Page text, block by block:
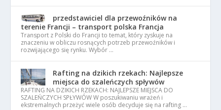
przedstawiciel dla przewoźników na
terenie Francji – transport polska Francja
Transport z Polski do Francji to temat, który zyskuje na
znaczeniu w obliczu rosnących potrzeb przewoźników i
rozwijającego się rynku. Wybór …
Rafting na dzikich rzekach: Najlepsze
miejsca do szaleńczych spływów
RAFTING NA DZIKICH RZEKACH: NAJLEPSZE MIEJSCA DO
SZALEŃCZYCH SPŁYWÓW W poszukiwaniu wrażeń i
ekstremalnych przeżyć wiele osób decyduje się na rafting …